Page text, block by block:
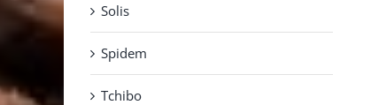
Solis
Spidem
Tchibo